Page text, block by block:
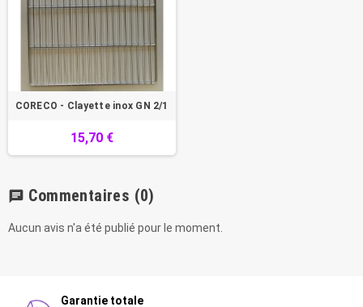
CORECO - Clayette inox GN 2/1
15,70 €
chat Commentaires (0)
Aucun avis n'a été publié pour le moment.
Garantie totale